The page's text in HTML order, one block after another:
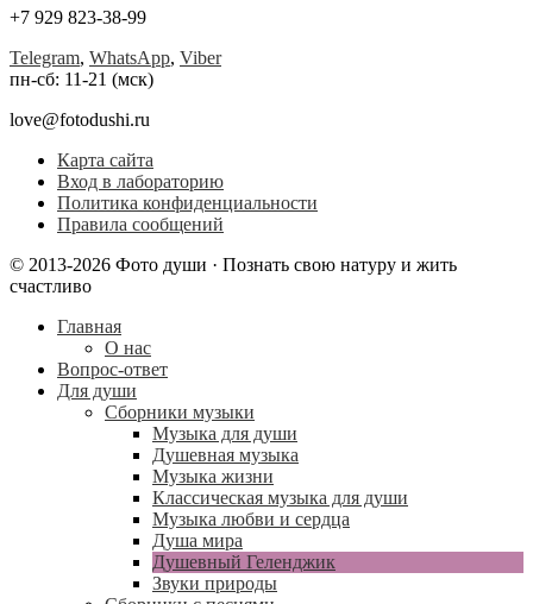
+7 929 823-38-99
Telegram, WhatsApp, Viber
пн-сб: 11-21 (мск)
love@fotodushi.ru
Карта сайта
Вход в лабораторию
Политика конфиденциальности
Правила сообщений
© 2013-2026 Фото души · Познать свою натуру и жить
счастливо
Главная
О нас
Вопрос-ответ
Для души
Сборники музыки
Музыка для души
Душевная музыка
Музыка жизни
Классическая музыка для души
Музыка любви и сердца
Душа мира
Душевный Геленджик
Звуки природы